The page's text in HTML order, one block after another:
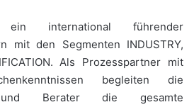
international führender
mit den Segmenten INDUSTRY,
Als Prozesspartner mit
begleiten die
und Berater die gesamte